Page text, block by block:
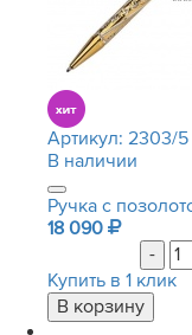
Артикул: 2303/5
В наличии
Ручка с
18 090
-
Купить в 1 клик